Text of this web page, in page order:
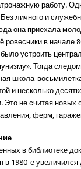
работу.
личного и
она приехала
ровесники в начале
устроить
Тогда
школа-
и несколько
Это не считая новых
ферм,
в библиотеке
в 1980-е увеличился